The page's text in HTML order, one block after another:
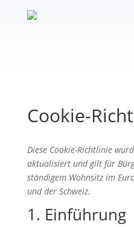
Cookie-
Diese Cookie-Richtlinie
aktualisiert und gilt für
ständigem Wohnsitz im
und der Schweiz.
1. Einführung